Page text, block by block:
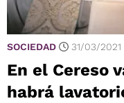
SOCIEDAD 31/03/2021
En el Cereso
habrá